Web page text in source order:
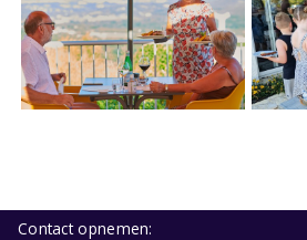
Contact opnemen: